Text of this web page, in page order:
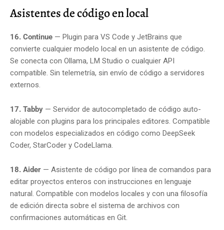
Asistentes de código en local
16. Continue — Plugin para VS Code y JetBrains que
convierte cualquier modelo local en un asistente de código.
Se conecta con Ollama, LM Studio o cualquier API
compatible. Sin telemetría, sin envío de código a servidores
externos.
17. Tabby — Servidor de autocompletado de código auto-
alojable con plugins para los principales editores. Compatible
con modelos especializados en código como DeepSeek
Coder, StarCoder y CodeLlama.
18. Aider — Asistente de código por línea de comandos para
editar proyectos enteros con instrucciones en lenguaje
natural. Compatible con modelos locales y con una filosofía
de edición directa sobre el sistema de archivos con
confirmaciones automáticas en Git.